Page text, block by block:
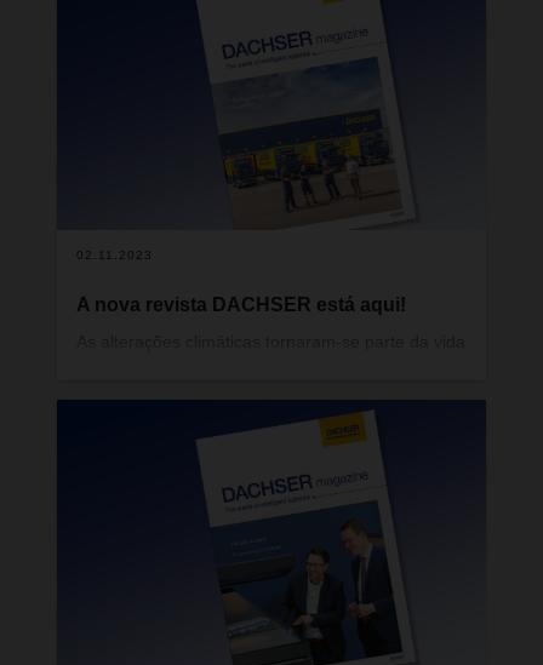
02.11.2023
A nova revista DACHSER está aqui!
que são inevitáveis a curto prazo, o que tem de
acontecer a longo prazo e, sobretudo, como tudo
isto deve ser gerido. Na DACHSER, estamos
conscientes da nossa responsabilidade por fazer
tudo o que estiver ao nosso alcance para proteger
o ambiente. Mais ainda, queremos estar na
vanguarda da ação climática na logística.